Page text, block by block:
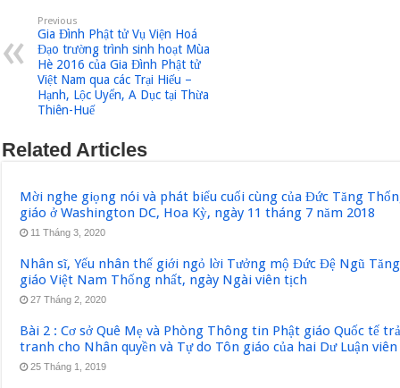
Previous
Gia Đình Phật tử Vụ Viện Hoá
Đạo trường trình sinh hoạt Mùa
Hè 2016 của Gia Đình Phật tử
Việt Nam qua các Trại Hiếu –
Hạnh, Lộc Uyển, A Dục tại Thừa
Thiên-Huế
Related Articles
Mời nghe giọng nói và phát biểu cuối cùng của Đức Tăng
giáo ở Washington DC, Hoa Kỳ, ngày 11 tháng 7 năm 2018
11 Tháng 3, 2020
Nhân sĩ, Yếu nhân thế giới ngỏ lời Tưởng mộ Đức Đệ Ngũ
giáo Việt Nam Thống nhất, ngày Ngài viên tịch
27 Tháng 2, 2020
Bài 2 : Cơ sở Quê Mẹ và Phòng Thông tin Phật giáo Quốc tế
tranh cho Nhân quyền và Tự do Tôn giáo của hai Dư Luận viên
25 Tháng 1, 2019